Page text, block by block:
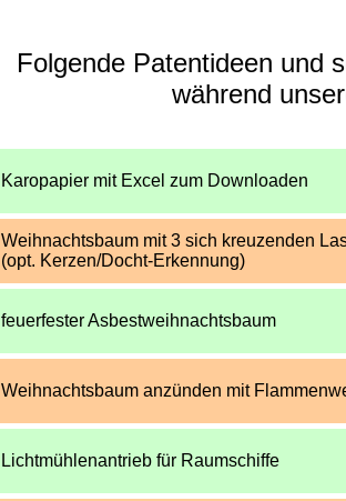
Folgende Patentideen und
während
Karopapier mit Excel zum Downloaden
Weihnachtsbaum mit 3 sich kreuzenden
(opt. Kerzen/Docht-Erkennung)
feuerfester Asbestweihnachtsbaum
Weihnachtsbaum anzünden mit
Lichtmühlenantrieb für Raumschiffe